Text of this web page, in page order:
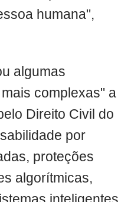
humana",
algumas
complexas" a
Direito Civil do
por
proteções
algorítmicas,